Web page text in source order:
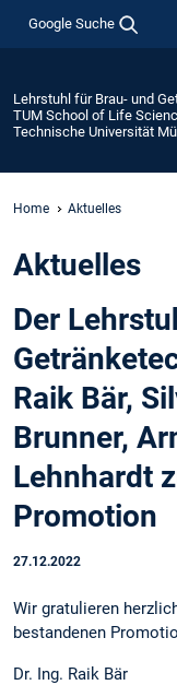
Google Suche
Lehrstuhl für Brau- und
TUM School of Life
Technische Universität
Home Aktuelles
Aktuelles
Der
Raik Bär,
Brunner,
Lehnhardt
Promotion
27.12.2022
Wir gratulieren
bestandenen
Dr. Ing. Raik Bär